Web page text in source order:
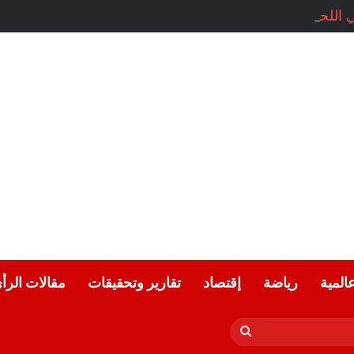
اللحظات.. خاطرة بقلم: مريم باتردوك
رياضة إقتصاد تقارير وتحقيقات مقالات
بحث